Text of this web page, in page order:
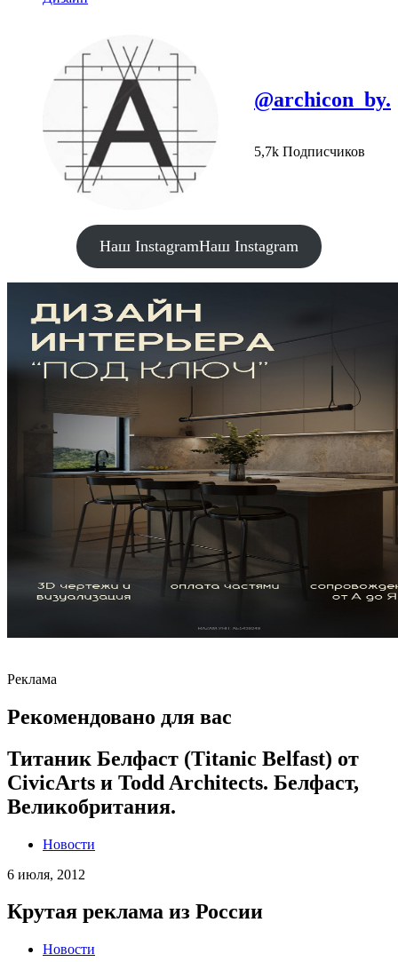
@archicon_by.
5,7k Подписчиков
Наш InstagramНаш Instagram
Реклама
Рекомендовано для вас
Титаник Белфаст (Titanic Belfast) от
CivicArts и Todd Architects. Белфаст,
Великобритания.
Новости
6 июля, 2012
Крутая реклама из России
Новости